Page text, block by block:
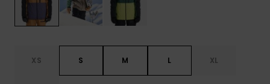
XS S M L XL